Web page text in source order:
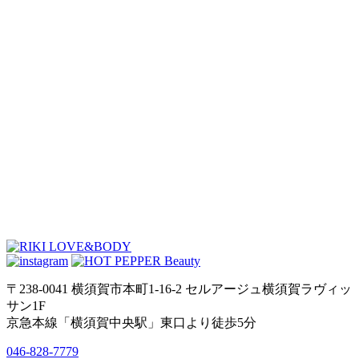
〒238-0041 横須賀市本町1-16-2 セルアージュ横須賀ラヴィッ
サン1F
京急本線「横須賀中央駅」東口より徒歩5分
046-828-7779